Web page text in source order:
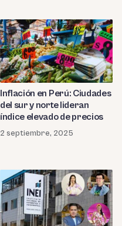
Inflación en Perú: Ciudades
del sur y norte lideran
índice elevado de precios
2 septiembre, 2025